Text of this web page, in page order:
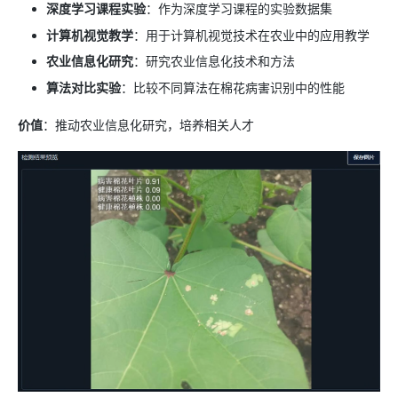
深度学习课程实验：作为深度学习课程的实验数据集
计算机视觉教学：用于计算机视觉技术在农业中的应用教学
农业信息化研究：研究农业信息化技术和方法
算法对比实验：比较不同算法在棉花病害识别中的性能
价值：推动农业信息化研究，培养相关人才